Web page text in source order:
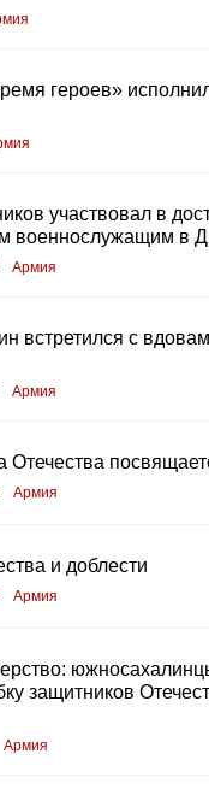
героев»
участвовал в
военнослужащим в
Армия
встретился с
Армия
Отечества
Армия
и доблести
Армия
защитников
Армия